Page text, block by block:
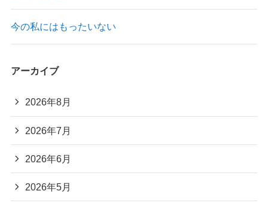
今の私にはもったいない
アーカイブ
2026年8月
2026年7月
2026年6月
2026年5月